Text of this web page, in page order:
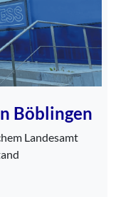
Böblingen
Landesamt